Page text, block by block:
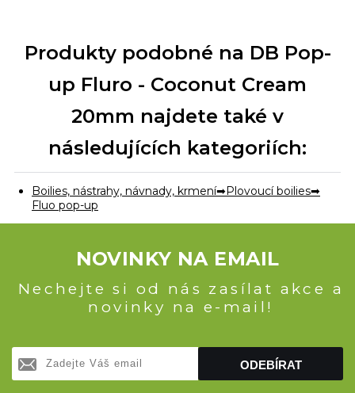
Produkty podobné na DB Pop-
up Fluro - Coconut Cream
20mm najdete také v
následujících kategoriích:
Boilies, nástrahy, návnady, krmení
Plovoucí boilies
Fluo pop-up
NOVINKY NA EMAIL
Nechejte si od nás zasílat akce a
novinky na e-mail!
ODEBÍRAT